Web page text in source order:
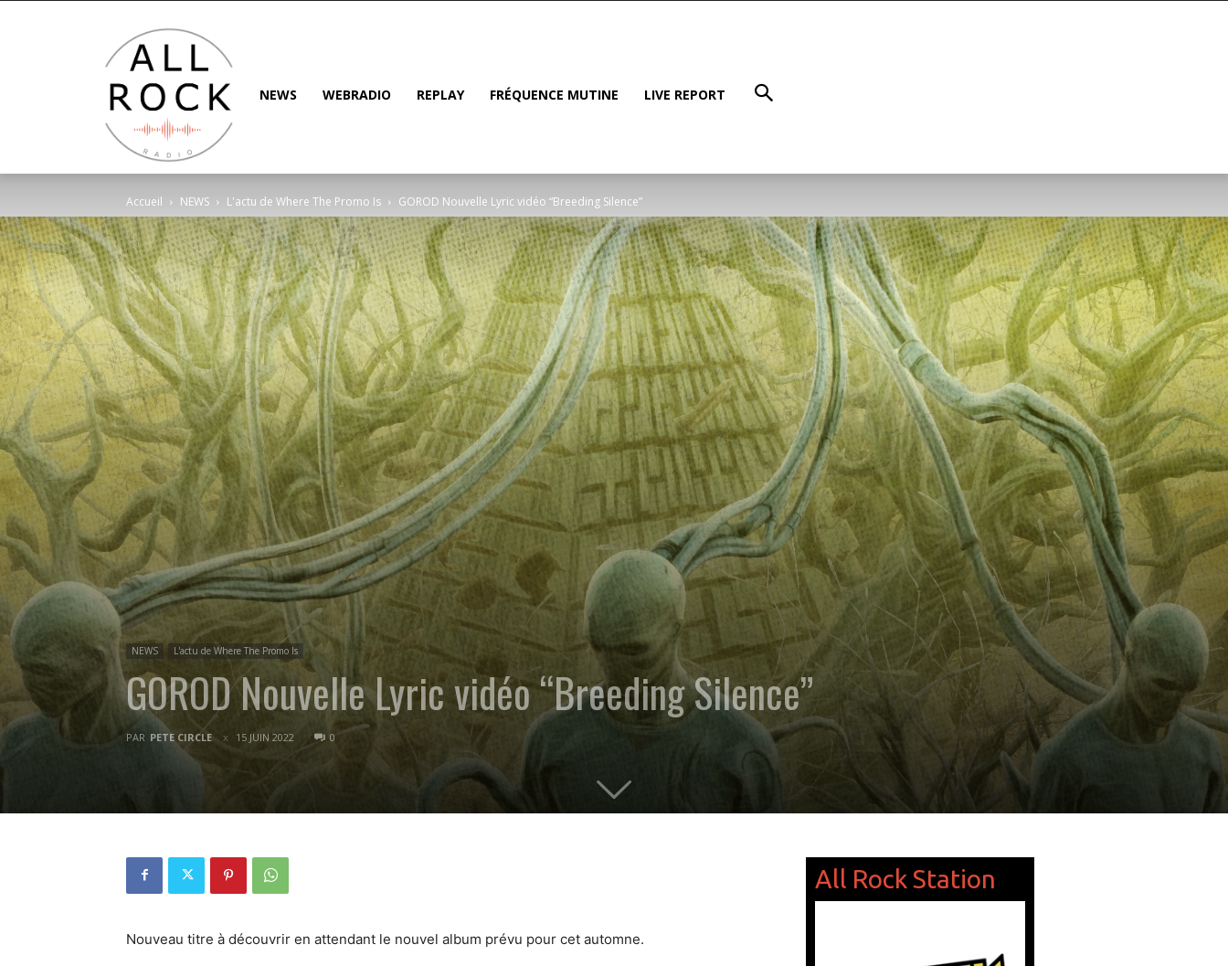
NEWS WEBRADIO REPLAY FRÉQUENCE MUTINE LIVE REPORT
Accueil NEWS L'actu de Where The Promo Is GOROD Nouvelle Lyric vidéo “Breeding Silence”
NEWS L'actu de Where The Promo Is
GOROD Nouvelle Lyric vidéo “Breeding Silence”
PAR PETE CIRCLE 15 JUIN 2022 0
Nouveau titre à découvrir en attendant le nouvel album prévu pour cet automne.